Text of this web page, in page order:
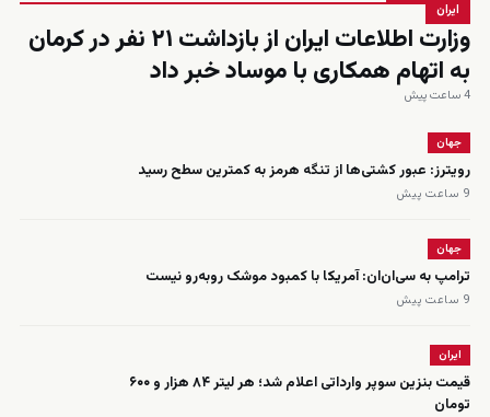
ایران
وزارت اطلاعات ایران از بازداشت ۲۱ نفر در کرمان
به اتهام همکاری با موساد خبر داد
4 ساعت پیش
جهان
رویترز: عبور کشتی‌ها از تنگه هرمز به کمترین سطح رسید
9 ساعت پیش
جهان
ترامپ به سی‌ان‌ان: آمریکا با کمبود موشک روبه‌رو نیست
9 ساعت پیش
ایران
قیمت بنزین سوپر وارداتی اعلام شد؛ هر لیتر ۸۴ هزار و ۶۰۰
تومان